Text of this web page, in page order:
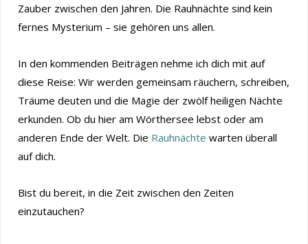
Zauber zwischen den Jahren. Die Rauhnächte sind kein
fernes Mysterium – sie gehören uns allen.
In den kommenden Beiträgen nehme ich dich mit auf
diese Reise: Wir werden gemeinsam räuchern, schreiben,
Träume deuten und die Magie der zwölf heiligen Nächte
erkunden. Ob du hier am Wörthersee lebst oder am
anderen Ende der Welt. Die Rauhnächte warten überall
auf dich.
Bist du bereit, in die Zeit zwischen den Zeiten
einzutauchen?